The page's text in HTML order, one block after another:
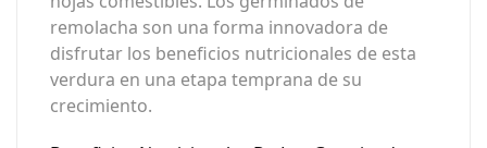
remolacha son una forma innovadora de
disfrutar los beneficios nutricionales de esta
verdura en una etapa temprana de su
crecimiento.